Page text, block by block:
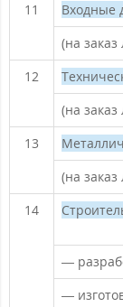
11
Входные
(на
12
(на
13
(на
14
—
—